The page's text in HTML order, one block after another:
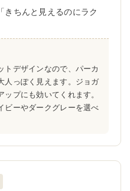
きちんと見えるのにラク
トデザインなので、パーカ
人っぽく見えます。ジョガ
プにも効いてくれます。
ビーやダークグレーを選べ